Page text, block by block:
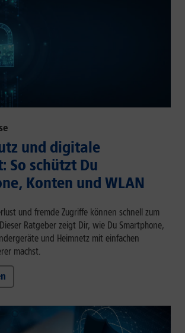
und digitale
So schützt Du
Konten und WLAN
und fremde Zugriffe können schnell zum
Ratgeber zeigt Dir, wie Du Smartphone,
und Heimnetz mit einfachen
machst.